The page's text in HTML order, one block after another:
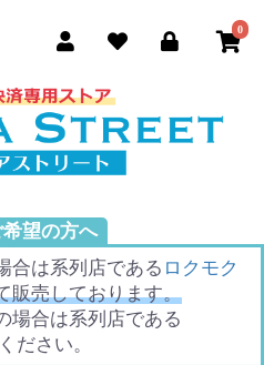
0
望の方へ
合は系列店である ロクモク
販売しております。
場合は系列店である
ださい。